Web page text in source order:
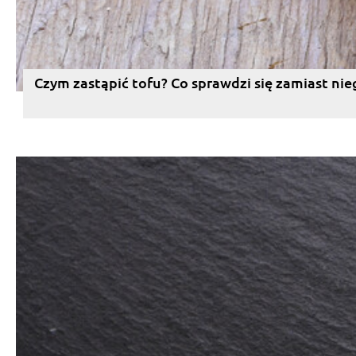
Czym zastąpić tofu? Co sprawdzi się zamiast